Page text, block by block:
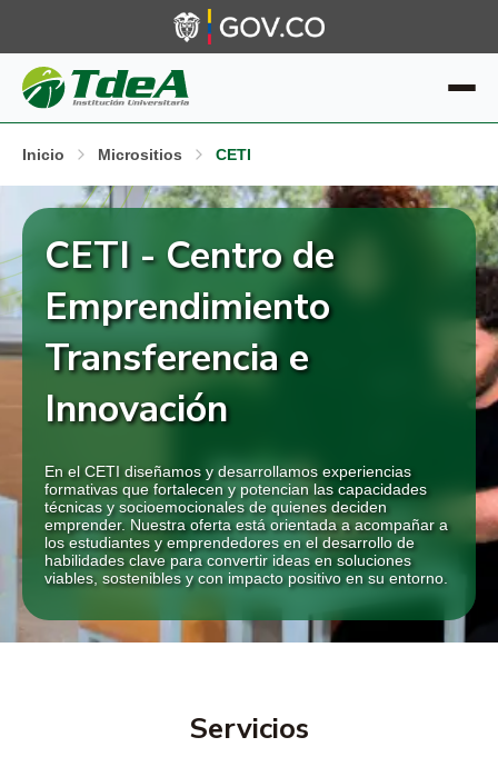
Inicio Micrositios CETI
CETI - Centro de
Emprendimiento
Transferencia e
Innovación
En el CETI diseñamos y desarrollamos experiencias
formativas que fortalecen y potencian las capacidades
técnicas y socioemocionales de quienes deciden
emprender. Nuestra oferta está orientada a acompañar a
los estudiantes y emprendedores en el desarrollo de
habilidades clave para convertir ideas en soluciones
viables, sostenibles y con impacto positivo en su entorno.
Servicios